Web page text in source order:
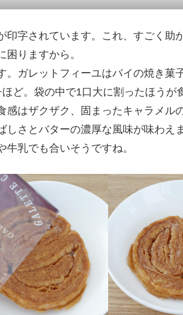
印字されています。これ、すごく助
りますから。
。ガレットフィーユはパイの焼き菓
ど。袋の中で1口大に割ったほうが
はザクザク、固まったキャラメル
さとバターの濃厚な風味が味わえ
乳でも合いそうですね。